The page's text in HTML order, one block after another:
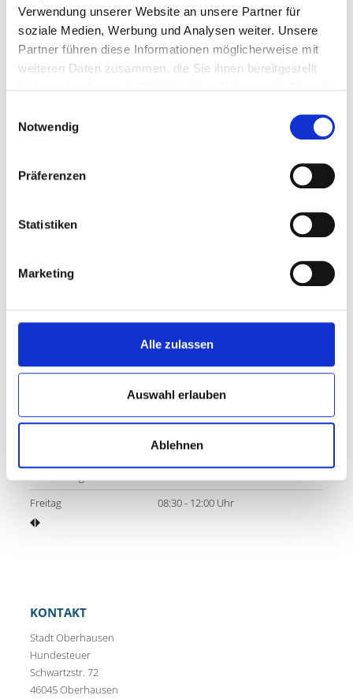
Verwendung unserer Website an unsere Partner für
soziale Medien, Werbung und Analysen weiter. Unsere
Partner führen diese Informationen möglicherweise mit
weiteren Daten zusammen, die Sie ihnen bereitgestellt
Notwendig
Präferenzen
Statistiken
Marketing
Alle zulassen
Auswahl erlauben
Ablehnen
Hundes stehen Ihnen die Mitarbeiterinnen und Mitarbeiter der
Hundesteuer gerne zur Verfügung.
ANSPRECHPARTNER
Aufgabengebiet
Telefonnummer
0208/825-
3024
2225
3142
A - Z
2534
08:30 - 12:00 Uhr
Dienstag
08:30 - 12:00 Uhr
13:30 Uhr -
08:30 - 12:00 Uhr
Donnerstag
08:30 - 12:00 Uhr
13:30 Uhr -
Freitag
08:30 - 12:00 Uhr
KONTAKT
Stadt Oberhausen
Hundesteuer
Schwartzstr. 72
46045 Oberhausen